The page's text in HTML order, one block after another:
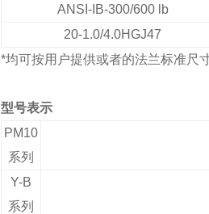
ANSI-IB-300/600 lb
20-1.0/4.0HGJ47
*均可按用户提供或者的法兰标准尺
型号表示
PM10
系列
Y-B
系列